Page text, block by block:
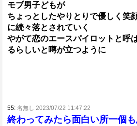
モブ男子どもが
ちょっとしたやりとりで優しく笑
に続々落とされていく
やがて恋のエースパイロットと呼
るらしいと噂が立つように
55: 名無し 2023/07/22 11:47:22
終わってみたら面白い所一個